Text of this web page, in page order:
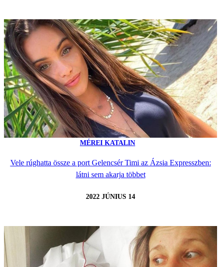
MÉREI KATALIN
Vele rúghatta össze a port Gelencsér Timi az Ázsia Expresszben:
látni sem akarja többet
2022 JÚNIUS 14